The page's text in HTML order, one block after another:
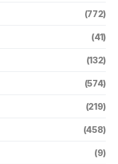
(772)
(41)
(132)
(574)
(219)
(458)
(9)